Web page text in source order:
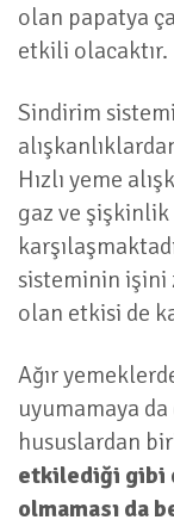
olan papatya
etkili olacaktır.
Sindirim
Hızlı yeme
gaz ve
sisteminin işini
olan etkisi de
Ağır
uyumamaya
hususlardan
etkilediği gibi
olmaması da